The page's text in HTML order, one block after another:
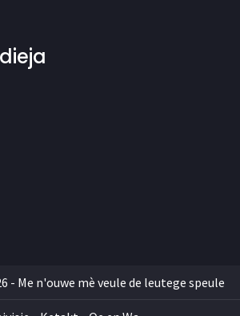
- Me n'ouwe mè veule de leutege speule